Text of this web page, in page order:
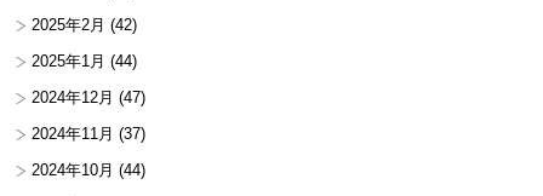
2025年2月 (42)
2025年1月 (44)
2024年12月 (47)
2024年11月 (37)
2024年10月 (44)